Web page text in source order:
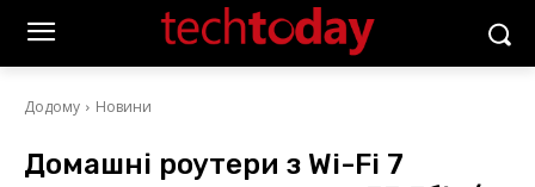
Додому Новини
Домашні роутери з Wi-Fi 7